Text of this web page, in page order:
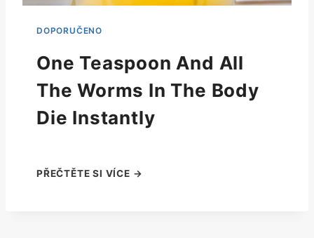
One Teaspoon And All
The Worms In The Body
Die Instantly